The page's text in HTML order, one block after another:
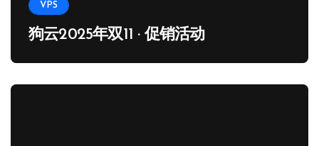
VPS
狗云2025年双11 · 促销活动